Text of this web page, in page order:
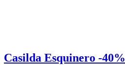
Casilda Esquinero -40%